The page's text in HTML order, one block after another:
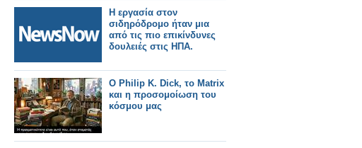
σιδηροδρομικός σταθμός
του κόσμου.
Η εργασία στον
σιδηρόδρομο ήταν μια
από τις πιο επικίνδυνες
δουλειές στις ΗΠΑ.
Ο Philip K. Dick, το Matrix
και η προσομοίωση του
κόσμου μας